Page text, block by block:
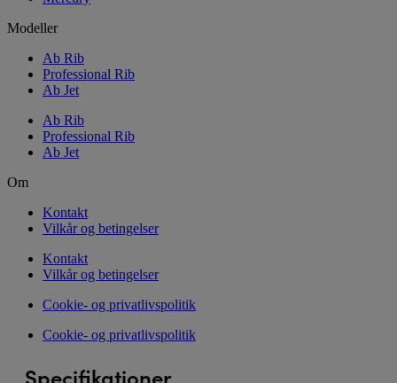
Modeller
Ab Rib
Professional Rib
Ab Jet
Ab Rib
Professional Rib
Ab Jet
Om
Kontakt
Vilkår og betingelser
Kontakt
Vilkår og betingelser
Cookie- og privatlivspolitik
Cookie- og privatlivspolitik
Specifikationer